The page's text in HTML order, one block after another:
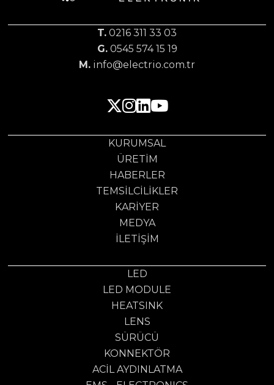
T. 0216 311 33 03
G.0545 574 15 19
M. info@electrio.com.tr
KURUMSAL
ÜRETIM
HABERLER
TEMSILCILIKLER
KARIYER
MEDYA
İLETIŞIM
LED
LED MODULE
HEATSINK
LENS
SÜRÜCÜ
KONNEKTÖR
ACİL AYDINLATMA